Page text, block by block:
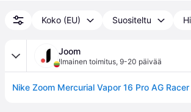
Koko (EU) Suositeltu
Joom
Ilmainen toimitus, 9-20 päivää